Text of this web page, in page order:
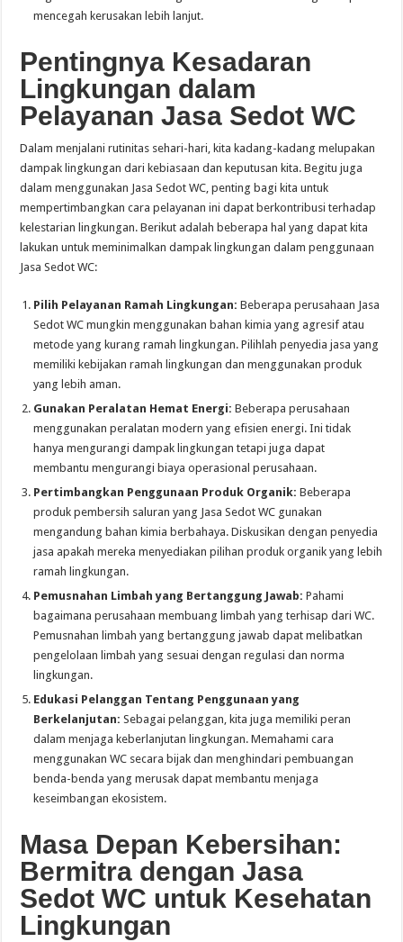
mencegah kerusakan lebih lanjut.
Pentingnya Kesadaran
Lingkungan dalam
Pelayanan Jasa Sedot WC
Dalam menjalani rutinitas sehari-hari, kita kadang-kadang melupakan
dampak lingkungan dari kebiasaan dan keputusan kita. Begitu juga
dalam menggunakan Jasa Sedot WC, penting bagi kita untuk
mempertimbangkan cara pelayanan ini dapat berkontribusi terhadap
kelestarian lingkungan. Berikut adalah beberapa hal yang dapat kita
lakukan untuk meminimalkan dampak lingkungan dalam penggunaan
Jasa Sedot WC:
Pilih Pelayanan Ramah Lingkungan: Beberapa perusahaan Jasa
Sedot WC mungkin menggunakan bahan kimia yang agresif atau
metode yang kurang ramah lingkungan. Pilihlah penyedia jasa yang
memiliki kebijakan ramah lingkungan dan menggunakan produk
yang lebih aman.
Gunakan Peralatan Hemat Energi: Beberapa perusahaan
menggunakan peralatan modern yang efisien energi. Ini tidak
hanya mengurangi dampak lingkungan tetapi juga dapat
membantu mengurangi biaya operasional perusahaan.
Pertimbangkan Penggunaan Produk Organik: Beberapa
produk pembersih saluran yang Jasa Sedot WC gunakan
mengandung bahan kimia berbahaya. Diskusikan dengan penyedia
jasa apakah mereka menyediakan pilihan produk organik yang lebih
ramah lingkungan.
Pemusnahan Limbah yang Bertanggung Jawab: Pahami
bagaimana perusahaan membuang limbah yang terhisap dari WC.
Pemusnahan limbah yang bertanggung jawab dapat melibatkan
pengelolaan limbah yang sesuai dengan regulasi dan norma
lingkungan.
Edukasi Pelanggan Tentang Penggunaan yang
Berkelanjutan: Sebagai pelanggan, kita juga memiliki peran
dalam menjaga keberlanjutan lingkungan. Memahami cara
menggunakan WC secara bijak dan menghindari pembuangan
benda-benda yang merusak dapat membantu menjaga
keseimbangan ekosistem.
Masa Depan Kebersihan:
Bermitra dengan Jasa
Sedot WC untuk Kesehatan
Lingkungan